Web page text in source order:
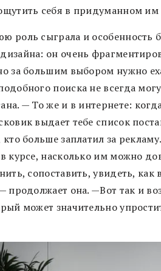
себя в придуманном им
роль сыграла и особенность
он очень
за большим выбором нужно
поиска не всегда
— То же и в интернете:
выдает тебе список
кто больше заплатил за
курсе, насколько им можно
сопоставить, увидеть, как
продолжает она. —Вот так и
может значительно